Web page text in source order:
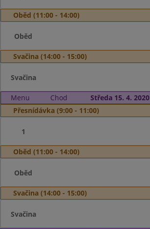
Oběd (11:00 - 14:00)
Oběd
Svačina (14:00 - 15:00)
Svačina
Menu Chod
Středa 15. 4. 2020
Přesnídávka (9:00 - 11:00)
1
Oběd (11:00 - 14:00)
Oběd
Svačina (14:00 - 15:00)
Svačina